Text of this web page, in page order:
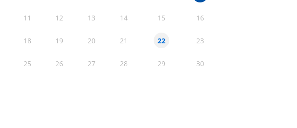
11 12 13 14 15 16
18 19 20 21 22 23
25 26 27 28 29 30